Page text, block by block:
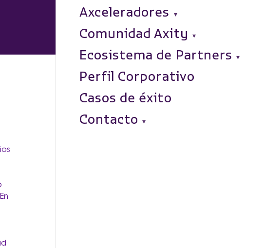
Axceleradores
Comunidad Axity
Ecosistema de Partners
Perfil Corporativo
Casos de éxito
Contacto